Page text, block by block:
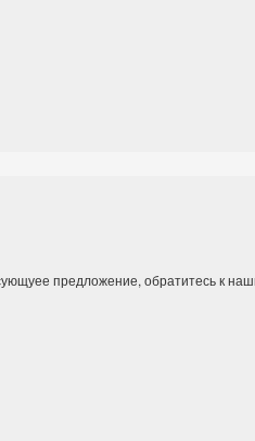
предложение, обратитесь к